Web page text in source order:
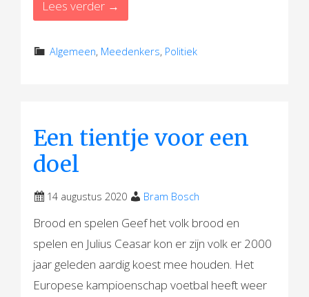
Lees verder →
Algemeen, Meedenkers, Politiek
Een tientje voor een
doel
14 augustus 2020 Bram Bosch
Brood en spelen Geef het volk brood en
spelen en Julius Ceasar kon er zijn volk er 2000
jaar geleden aardig koest mee houden. Het
Europese kampioenschap voetbal heeft weer